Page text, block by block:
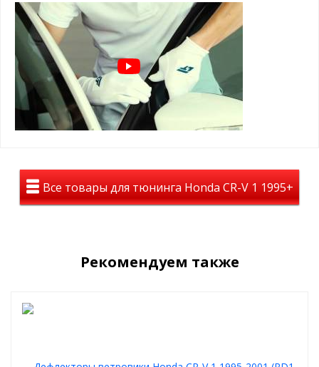
уже нанесен с задней стороны каждого ветровика.
Цвет дефлекторов — темно-дымчатый, тонированный
На авто дефлекторы смотрятся полностью темными, но при
этом из салона автомобиля все отлично просматривается.
Материал: лёгкое и высококачественное оргстекло
Дефлекторы уберегут Вас от слепящего солнца, помогут в
Все товары для тюнинга Honda CR-V 1 1995+
Рекомендуем также